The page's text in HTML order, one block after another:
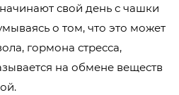
свой день с чашки
о том, что это может
гормона стресса,
на обмене веществ